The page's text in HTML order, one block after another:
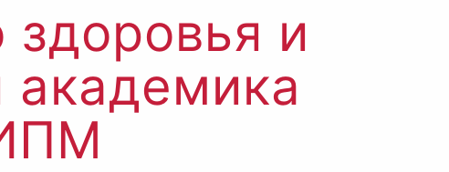
и
академика